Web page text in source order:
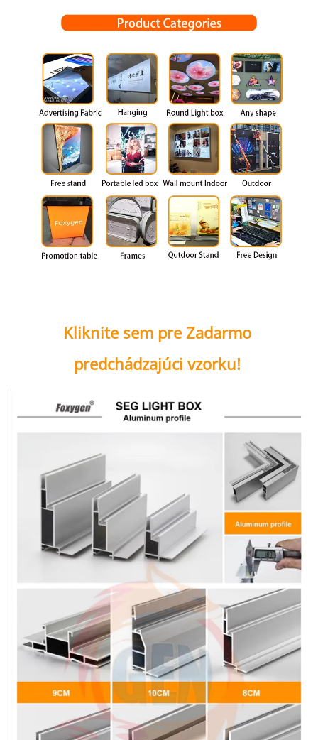
Kliknite sem pre Zadarmo
predchádzajúci vzorku!